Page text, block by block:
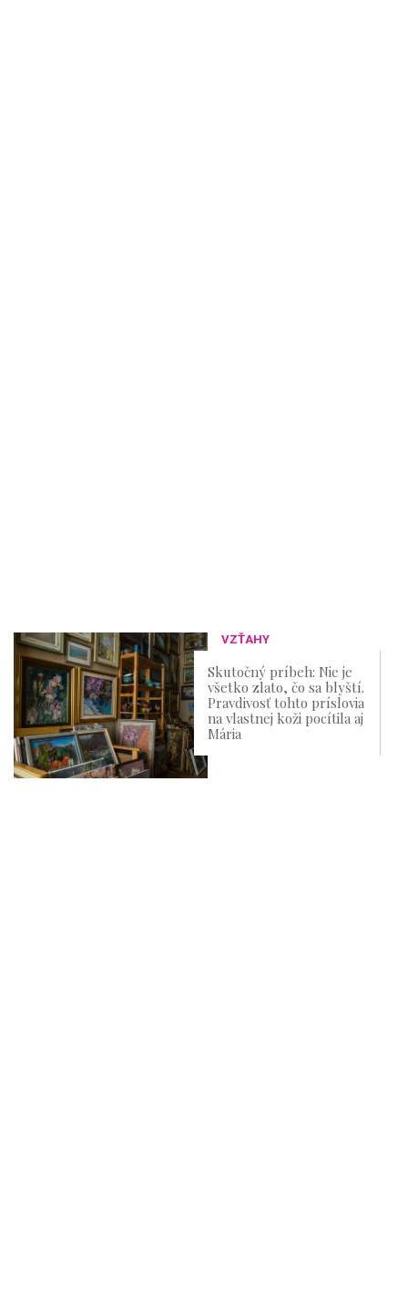
VZŤAHY
Skutočný príbeh: Nie je
všetko zlato, čo sa blyští.
Pravdivosť tohto príslovia
na vlastnej koži pocítila aj
Mária